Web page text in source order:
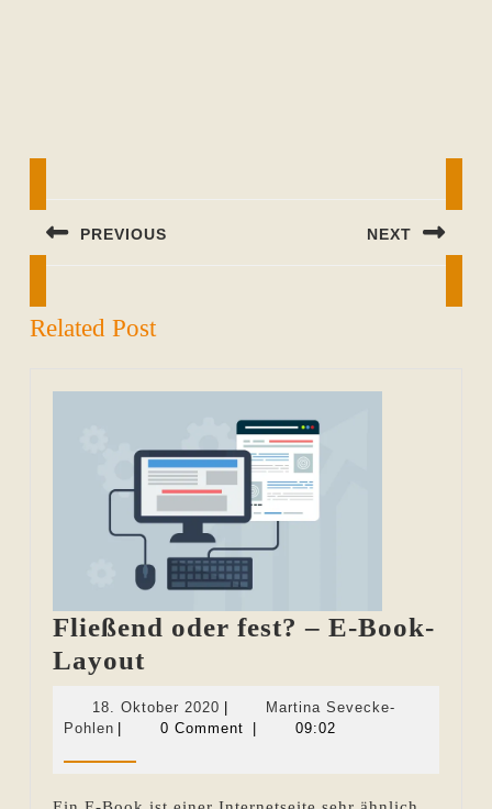
PREVIOUS NEXT
Related Post
Fließend oder fest? – E-Book-
Layout
fest?
18. Oktober 2020 18.
Oktober
Martina Sevecke-
Pohlen Martina0 Comment 09:02